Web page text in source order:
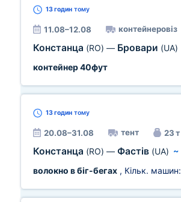
13 годин тому
11.08–12.08 контейнеровіз
Констанца (RO) — Бровари (UA)
контейнер 40фут
13 годин тому
20.08–31.08 тент 23 т
Констанца (RO) — Фастів (UA) ~
волокно в біг-бегах , Кільк. машин: